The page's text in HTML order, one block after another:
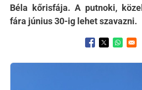
Béla kőrisfája. A putnoki,
fára június 30-ig lehet szavazni.
Opens in a
Opens in a
Opens
Kép